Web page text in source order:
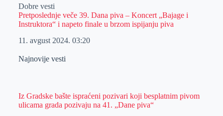
Dobre vesti
Pretposlednje veče 39. Dana piva – Koncert „Bajage i
Instruktora“ i napeto finale u brzom ispijanju piva
11. avgust 2024. 03:20
Najnovije vesti
Iz Gradske bašte ispraćeni pozivari koji besplatnim pivom
ulicama grada pozivaju na 41. „Dane piva“